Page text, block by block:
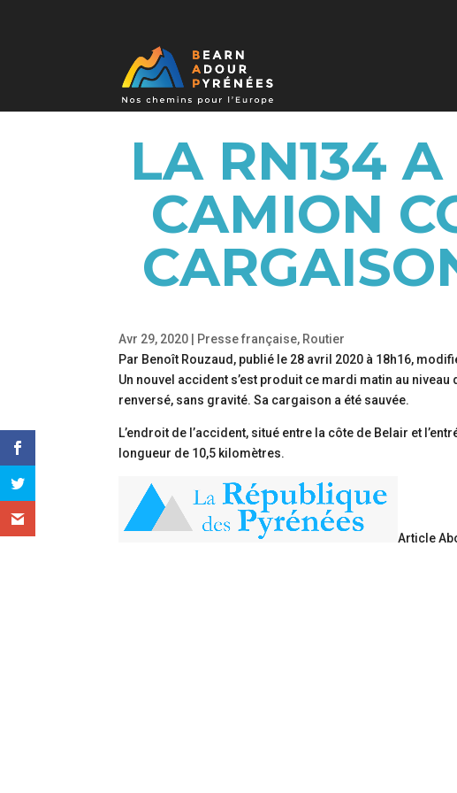
LA RN134
CAMION
Avr 29, 2020 Presse française, Routier
Par Benoît Rouzaud, publié le 28 avril 2020 à 18h16,
Un nouvel accident s’est produit ce mardi matin au niveau
renversé, sans gravité. Sa cargaison a été sauvée.
L’endroit de l’accident, situé entre la côte de Belair et
longueur de 10,5 kilomètres.
Article